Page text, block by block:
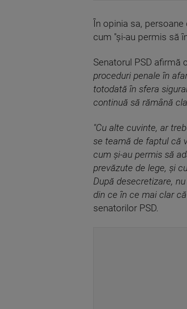
În opinia sa,
cum ''şi-au permis să
Senatorul PSD afirmă
proceduri penale în
totodată în sfera
continuă să rămână
"Cu alte cuvinte, ar
se teamă de faptul că
cum şi-au permis să
prevăzute de lege, şi
După desecretizare,
din ce în ce mai clar
senatorilor PSD.